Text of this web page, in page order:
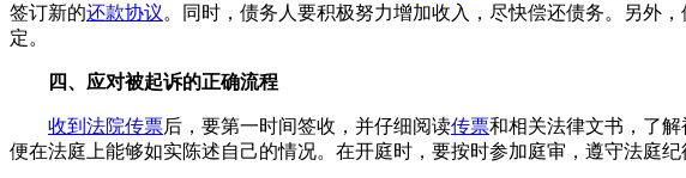
签订新的还款协议。同时，债务人要积极努力增加收入，尽快偿还债务。另外
定。
四、应对被起诉的正确流程
收到法院传票后，要第一时间签收，并仔细阅读传票和相关法律文书，了
便在法庭上能够如实陈述自己的情况。在开庭时，要按时参加庭审，遵守法庭